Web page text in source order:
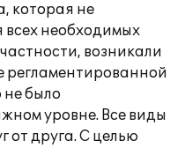
которая не
всех необходимых
возникали
регламентированной
не было
уровне. Все виды
от друга. С целью